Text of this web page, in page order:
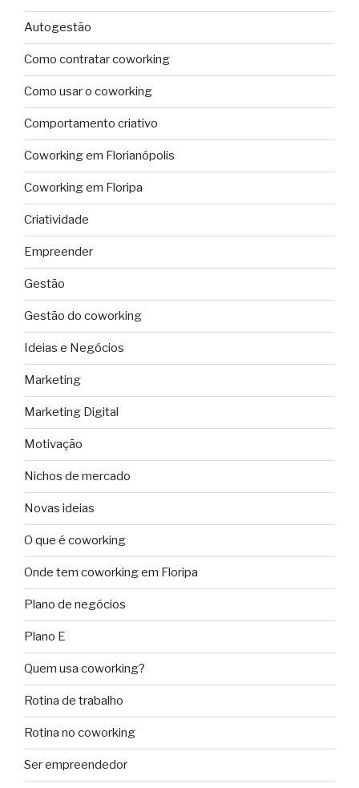
Autogestão
Como contratar coworking
Como usar o coworking
Comportamento criativo
Coworking em Florianópolis
Coworking em Floripa
Criatividade
Empreender
Gestão
Gestão do coworking
Ideias e Negócios
Marketing
Marketing Digital
Motivação
Nichos de mercado
Novas ideias
O que é coworking
Onde tem coworking em Floripa
Plano de negócios
Plano E
Quem usa coworking?
Rotina de trabalho
Rotina no coworking
Ser empreendedor